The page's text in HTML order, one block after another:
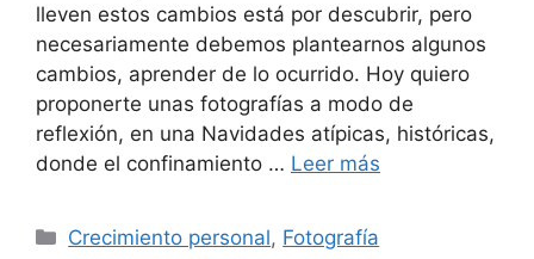
lleven estos cambios está por descubrir, pero
necesariamente debemos plantearnos algunos
cambios, aprender de lo ocurrido. Hoy quiero
proponerte unas fotografías a modo de
reflexión, en una Navidades atípicas, históricas,
donde el confinamiento … Leer más
Categorías
Crecimiento personal, Fotografía